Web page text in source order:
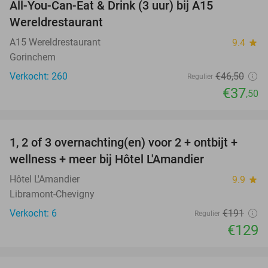
All-You-Can-Eat & Drink (3 uur) bij A15
Wereldrestaurant
A15 Wereldrestaurant 9.4 star
Gorinchem
Verkocht: 260
Regulier €46,50
€37,50
32%
TODAY
1, 2 of 3 overnachting(en) voor 2 + ontbijt +
wellness + meer bij Hôtel L'Amandier
Hôtel L'Amandier 9.9 star
Libramont-Chevigny
Verkocht: 6
Regulier €191
€129